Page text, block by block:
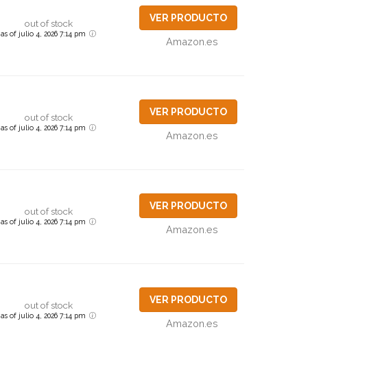
out of stock
as of julio 4, 2026 7:14 pm
VER PRODUCTO
Amazon.es
out of stock
as of julio 4, 2026 7:14 pm
VER PRODUCTO
Amazon.es
out of stock
as of julio 4, 2026 7:14 pm
VER PRODUCTO
Amazon.es
out of stock
as of julio 4, 2026 7:14 pm
VER PRODUCTO
Amazon.es